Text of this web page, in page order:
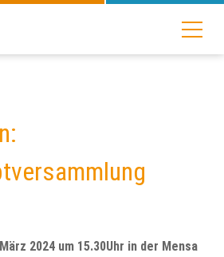
2024 um 15.30Uhr in der Mensa